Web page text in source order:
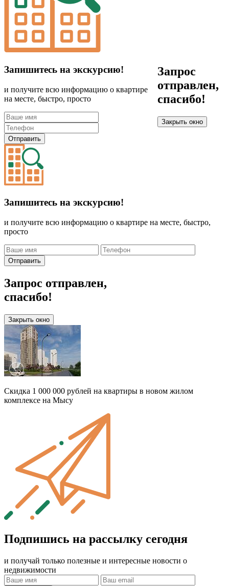
Запишитесь на экскурсию!
и получите всю информацию о квартире
на месте, быстро, просто
Отправить
Запрос
отправлен,
спасибо!
Закрыть окно
Запишитесь на экскурсию!
и получите всю информацию о квартире на месте, быстро,
просто
Отправить
Запрос отправлен,
спасибо!
Закрыть окно
Скидка 1 000 000 рублей на квартиры в новом жилом
комплексе на Мысу
Подпишись на рассылку сегодня
и получай только полезные и интересные новости о
недвижимости